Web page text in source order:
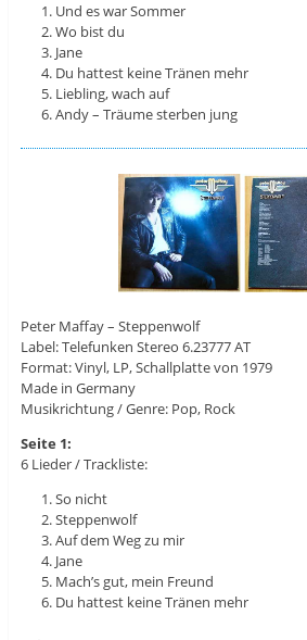
Und es war Sommer
Wo bist du
Jane
Du hattest keine Tränen mehr
Liebling, wach auf
Andy – Träume sterben jung
Peter Maffay ‎– Steppenwolf
Label: Telefunken Stereo 6.23777 AT
Format: Vinyl, LP, Schallplatte von 1979
Made in Germany
Musikrichtung / Genre: Pop, Rock
Seite 1:
6 Lieder / Trackliste:
So nicht
Steppenwolf
Auf dem Weg zu mir
Jane
Mach’s gut, mein Freund
Du hattest keine Tränen mehr